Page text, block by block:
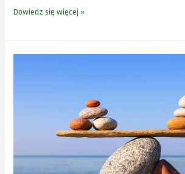
Dowiedz się więcej »